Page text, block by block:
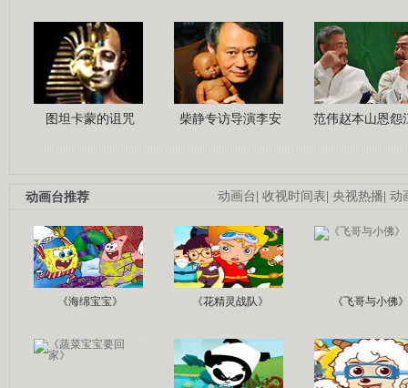
图坦卡蒙的诅咒 柴静专访导演李安 范伟赵本山恩怨
动画台| 收视时间表| 央视热播| 动
动画台推荐
《海绵宝宝》 《花精灵战队》 《飞哥与小佛》